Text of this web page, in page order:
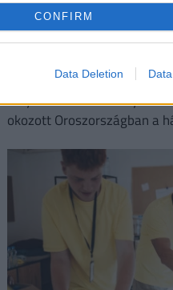
CONFIRM
Data Deletion
Olyan válság csapott
amire senki sem
országot
Súlyos munkaerőhiányt és
okozott Oroszországban a